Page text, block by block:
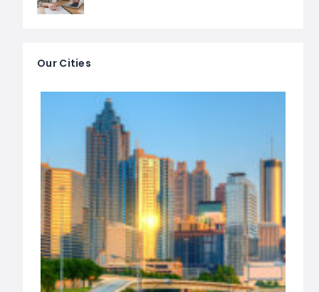
Our Cities